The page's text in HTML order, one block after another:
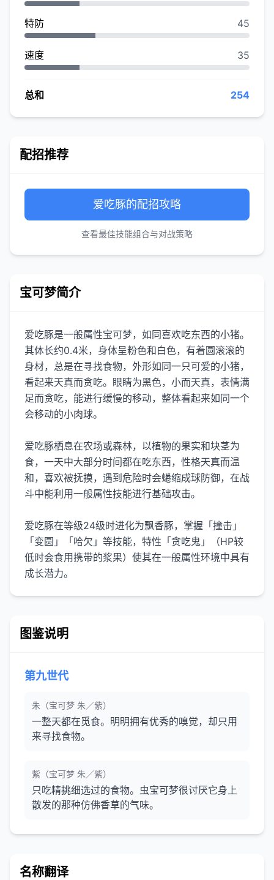
特防 45
速度 35
总和 254
配招推荐
爱吃豚的配招攻略
查看最佳技能组合与对战策略
宝可梦简介
爱吃豚是一般属性宝可梦，如同喜欢吃东西的小猪。
其体长约0.4米，身体呈粉色和白色，有着圆滚滚的
身材，总是在寻找食物，外形如同一只可爱的小猪，
看起来天真而贪吃。眼睛为黑色，小而天真，表情满
足而贪吃，能进行缓慢的移动，整体看起来如同一个
会移动的小肉球。
爱吃豚栖息在农场或森林，以植物的果实和块茎为
食，一天中大部分时间都在吃东西，性格天真而温
和，喜欢被抚摸，遇到危险时会蜷缩成球防御，在战
斗中能利用一般属性技能进行基础攻击。
爱吃豚在等级24级时进化为飘香豚，掌握「撞击」
「变圆」「哈欠」等技能，特性「贪吃鬼」（HP较
低时会食用携带的浆果）使其在一般属性环境中具有
成长潜力。
图鉴说明
第九世代
朱（宝可梦 朱／紫）
一整天都在觅食。明明拥有优秀的嗅觉，却只用
来寻找食物。
紫（宝可梦 朱／紫）
只吃精挑细选过的食物。虫宝可梦很讨厌它身上
散发的那种仿佛香草的气味。
名称翻译